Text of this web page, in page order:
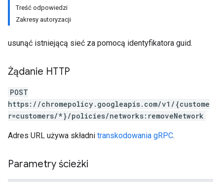
Treść odpowiedzi
Zakresy autoryzacji
usunąć istniejącą sieć za pomocą identyfikatora guid.
Żądanie HTTP
POST
https://chromepolicy.googleapis.com/v1/{custome
r=customers/*}/policies/networks:removeNetwork
Adres URL używa składni transkodowania gRPC.
Parametry ścieżki